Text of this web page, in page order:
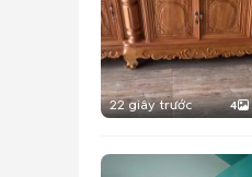
22 giây trước 4